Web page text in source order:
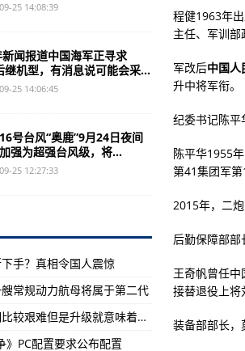
不认真履行工作职责 贵州毕节四名干部被审查调查
始用风洞测试6代机比歼20歼31都先进得多
局，下辖：陆军国民警卫队(马里兰)
眼中的十大超级强国，印度勉强上榜，中国的排名令人意
国摩托艇联赛（沧浪海旅游杯）丹江口站大赛暨国际
美国强于苏联、军事上苏联比美国较强关于两个超级大
《攻壳机动队》本周五上映(组图)
力编制体制模块化改革和优化概况支援旅
3月2.雷达币关网了，重新开网希望不大
类的电影有哪些精彩的就是007系列电影
程健1963年
主任、军训部
军改后中国人
升中将军衔。
纪委书记陈平
陈平华1955
第41集团军
2015年，二
后勤保障部
王奇帆曾任
接替退役上将
装备部部长，
25 14:08:39
闻报道中国海军正寻求
继机型，有消息说可能会采...
25 14:06:45
号台风“奥鹿”9月24日夜间
强为超强台风级，将...
25 12:27:33
手？真相令国人震惊
常规动力航母将属于第二代
魔兽世界新手升级前期比较艰难但是升级就意味着玩法介绍
》PC配置要求公布配置